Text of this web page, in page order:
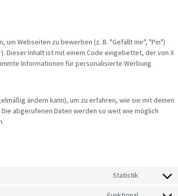
Webseiten zu bewerben (z. B. "Gefällt mir", "Pin")
Dieser Inhalt ist mit einem Code eingebettet, der von X
Informationen für personalisierte Werbung
ändern kann), um zu erfahren, wie sie mit deinen
abgerufenen Daten werden so weit wie möglich
Statistik
CONSENT
SERVICE